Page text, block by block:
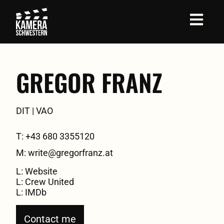
GREGOR FRANZ
DIT | VAO
T: +43 680 3355120
M: write@gregorfranz.at
L: Website
L: Crew United
L: IMDb
Contact me